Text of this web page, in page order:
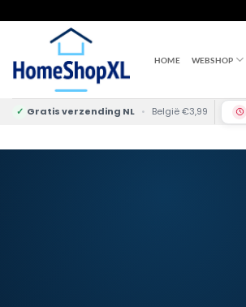
to
HOME WEBSHOP
✓ Gratis verzending NL • België €3,99